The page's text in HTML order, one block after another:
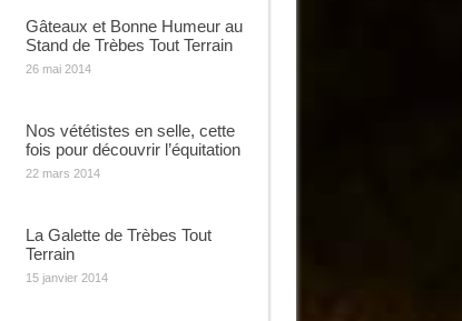
Gâteaux et Bonne Humeur au
Stand de Trèbes Tout Terrain
26 mai 2014
Nos vététistes en selle, cette
fois pour découvrir l’équitation
22 mars 2014
La Galette de Trèbes Tout
Terrain
15 janvier 2014